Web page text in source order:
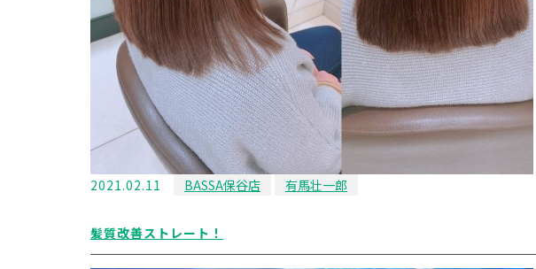
2021.02.11 BASSA保谷店 有馬壮一郎
髪質改善ストレート！